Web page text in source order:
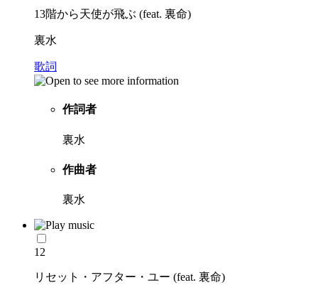
13階から天使が飛ぶ (feat. 裏命)
裏水
歌詞
作詞者
裏水
作曲者
裏水
12
リセット・アフター・ユー (feat. 裏命)